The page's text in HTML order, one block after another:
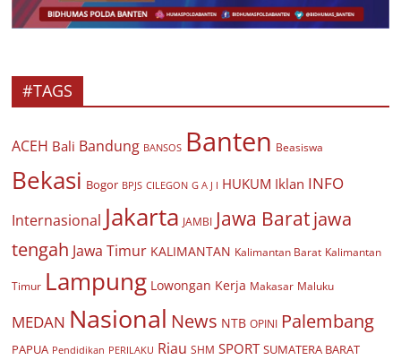
#TAGS
ACEH Bali Bandung BANSOS Banten Beasiswa
Bekasi Bogor BPJS CILEGON G A J I HUKUM Iklan INFO
Internasional Jakarta JAMBI Jawa Baratjawa
tengah Jawa Timur KALIMANTAN Kalimantan Barat Kalimantan
Timur Lampung Lowongan Kerja Makasar Maluku
MEDAN Nasional News NTB OPINI Palembang
PAPUA Pendidikan PERILAKU Riau SHM SPORT SUMATERA BARAT